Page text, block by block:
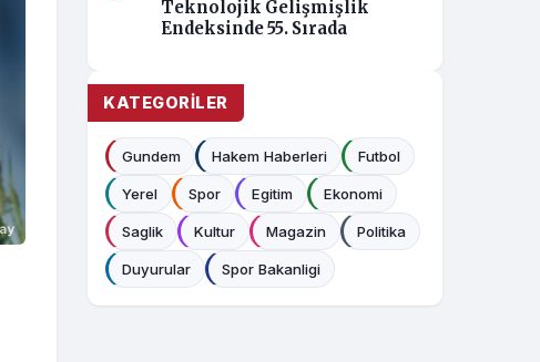
Teknolojik Gelişmişlik
Endeksinde 55. Sırada
KATEGORILER
Gundem Hakem Haberleri Futbol
Yerel Spor Egitim Ekonomi
Saglik Kultur Magazin Politika
Duyurular Spor Bakanligi